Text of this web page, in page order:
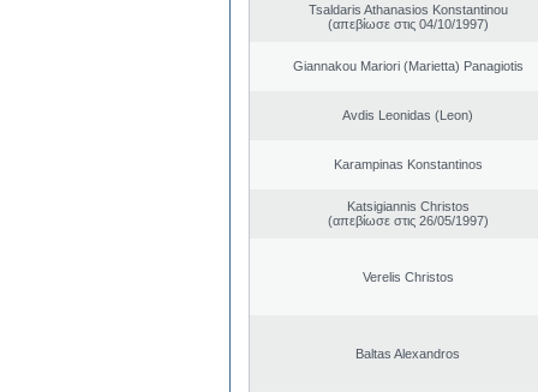
Tsaldaris Athanasios Konstantinou
(απεβίωσε στις 04/10/1997)
Giannakou Mariori (Marietta) Panagiotis
Avdis Leonidas (Leon)
Karampinas Konstantinos
Katsigiannis Christos
(απεβίωσε στις 26/05/1997)
Verelis Christos
Baltas Alexandros